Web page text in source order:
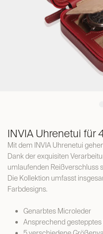
INVIA Uhrenetui für
Mit dem INVIA Uhrenetui
Dank der exquisiten
umlaufenden Reißverschluss
Die Kollektion umfasst
Farbdesigns.
Genarbtes Microleder
Ansprechend gestepptes